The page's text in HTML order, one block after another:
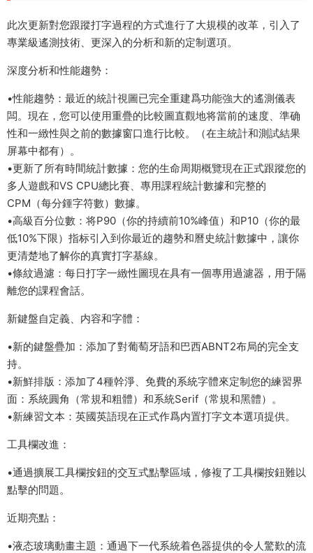
此次更新對您跟蹤打字過程的方式進行了大規模的改革，引入了
專業級遙測技術、更深入的分析和新的定制選項。
深度分析和性能趨勢：
•性能趨勢：最近的統計視圖已完全重建爲功能強大的遙測儀表
闆。現在，您可以使用重疊的比較圖直觀地将當前的速度、準确
性和一緻性與之前的數據窗口進行比較。（在主統計和測試結果
屏幕中都有）。
•更新了所有時間統計數據：您的生命周期概覽現在正式跟蹤您的
多人遊戲和VS CPU總比賽、專用課程統計數據和完整的
CPM（每分鍾字符數）數據。
•高級百分位數：将P90（你的持續前10%峰值）和P10（你的最
低10%下限）指标引入到你最近的趨勢和曆史統計數據中，讓你
更清楚地了解你的真實打字基線。
•條紋過濾：每日打字一緻性圖現在具有一個專用過濾器，用于隔
離您的課程會話。
新鍵盤自定義、内容和字體：
•新的鍵盤疊加：添加了對葡萄牙語和巴西ABNT2布局的完全支
持。
•新鮮排版：添加了4種幹淨、免費的系統字體來定制您的練習界
面：系統圓角（常規和粗體）和系統Serif（常規和黑體）。
•新練習文本：英國英語現在正式作爲内置打字文本選項提供。
工具欄改進：
•通過擴展工具欄按鈕的交互式點擊區域，修複了工具欄按鈕難以
點擊的問題。
近期亮點：
•液态玻璃動畫主題：通過下一代系統着色器提供的令人驚歎的流